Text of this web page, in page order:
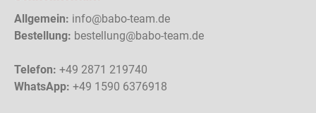
Allgemein: info@babo-team.de
Bestellung: bestellung@babo-team.de
Telefon: +49 2871 219740
WhatsApp: +49 1590 6376918